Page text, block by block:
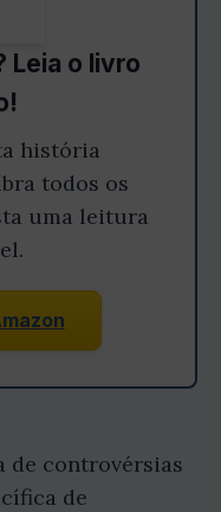
Leia o livro
história
todos os
uma leitura
de controvérsias
de